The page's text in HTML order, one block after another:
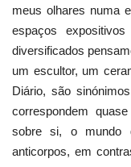
meus olhares numa
espaços
diversificados
um escultor, um
Diário, são
correspondem
sobre si, o mundo
anticorpos, em